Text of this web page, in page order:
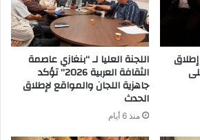
اللجنة العليا لـ “بنغازي عاصمة
الثقافة العربية 2026” تؤكد
جاهزية اللجان والمواقع لإطلاق
الحدث
منذ 6 أيام